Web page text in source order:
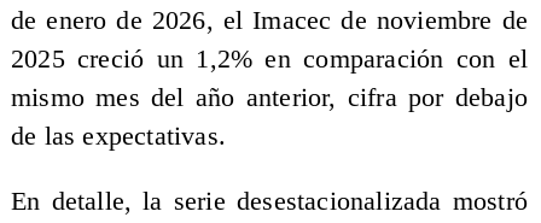
de enero de 2026, el Imacec de noviembre de
2025 creció un 1,2% en comparación con el
mismo mes del año anterior, cifra por debajo
de las expectativas.
En detalle, la serie desestacionalizada mostró